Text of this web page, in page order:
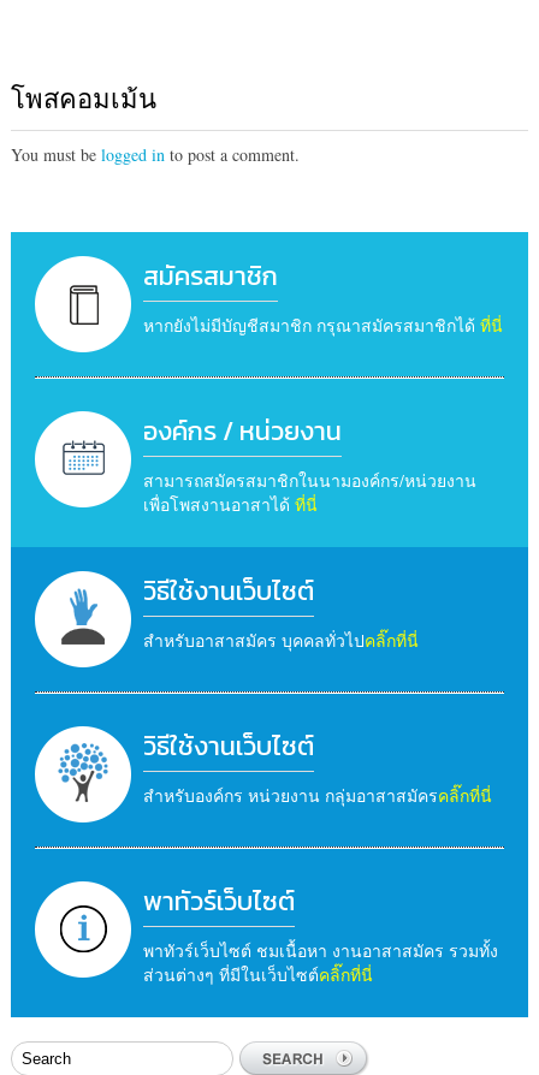
โพสคอมเม้น
You must be logged into post a comment.
สมัครสมาชิก
หากยังไม่มีบัญชีสมาชิก กรุณาสมัครสมาชิกได้ ที่นี่
องค์กร / หน่วยงาน
สามารถสมัครสมาชิกในนามองค์กร/หน่วยงาน
เพื่อโพสงานอาสาได้ ที่นี่
วิธีใช้งานเว็บไซต์
สำหรับอาสาสมัคร บุคคลทั่วไปคลิ๊กที่นี่
วิธีใช้งานเว็บไซต์
สำหรับองค์กร หน่วยงาน กลุ่มอาสาสมัครคลิ๊กที่นี่
พาทัวร์เว็บไซต์
พาทัวร์เว็บไซต์ ชมเนื้อหา งานอาสาสมัคร รวมทั้ง
ส่วนต่างๆ ที่มีในเว็บไซต์คลิ๊กที่นี่